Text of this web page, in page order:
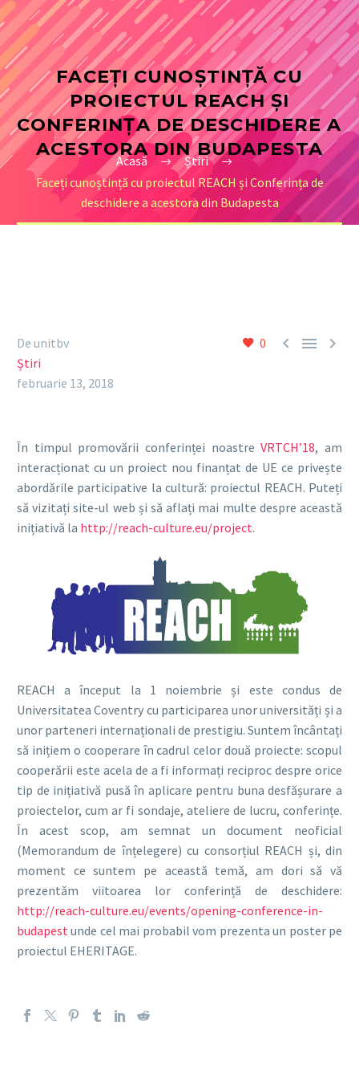
FACEȚI CUNOȘTINȚĂ CU
PROIECTUL REACH ȘI
CONFERINȚA DE DESCHIDERE A
ACESTORA DIN BUDAPESTA
Acasă
Știri
Faceți cunoștință cu proiectul REACH și Conferința de
deschidere a acestora din Budapesta
0   
De unitbv
Știri
februarie 13, 2018
În timpul promovării conferinței noastreVRTCH’18, am
interacționat cu un proiect nou finanțat de UE ce privește
abordările participative la cultură: proiectul REACH. Puteți
să vizitați site-ul web și să aflați mai multe despre această
inițiativă la http://reach-culture.eu/project.
REACH a început la 1 noiembrie și este condus de
Universitatea Coventry cu participarea unor universități și a
unor parteneri internaționali de prestigiu. Suntem încântați
să inițiem o cooperare în cadrul celor două proiecte: scopul
cooperării este acela de a fi informați reciproc despre orice
tip de inițiativă pusă în aplicare pentru buna desfășurare a
proiectelor, cum ar fi sondaje, ateliere de lucru, conferințe.
În acest scop, am semnat un document neoficial
(Memorandum de înțelegere) cu consorțiul REACH și, din
moment ce suntem pe această temă, am dori să vă
prezentăm viitoarea lor conferință de deschidere:
http://reach-culture.eu/events/opening-conference-in-
budapestunde cel mai probabil vom prezenta un poster pe
proiectul EHERITAGE.